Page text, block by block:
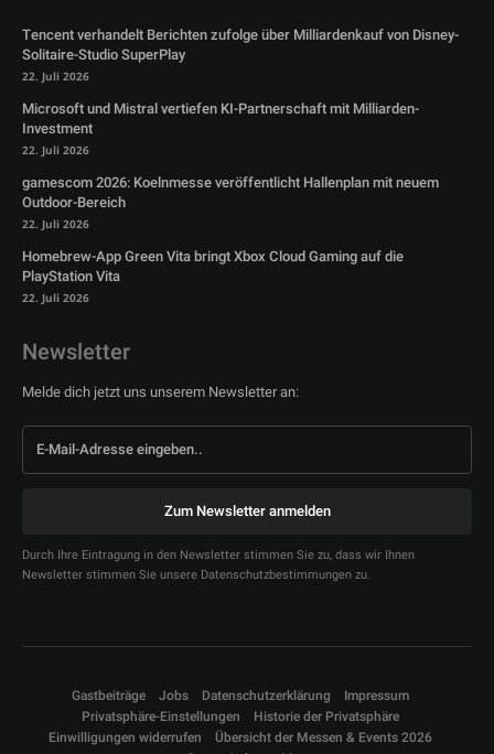
Tencent verhandelt Berichten zufolge über Milliardenkauf von Disney-
Solitaire-Studio SuperPlay
22. Juli 2026
Microsoft und Mistral vertiefen KI-Partnerschaft mit Milliarden-
Investment
22. Juli 2026
gamescom 2026: Koelnmesse veröffentlicht Hallenplan mit neuem
Outdoor-Bereich
22. Juli 2026
Homebrew-App Green Vita bringt Xbox Cloud Gaming auf die
PlayStation Vita
22. Juli 2026
Newsletter
Melde dich jetzt uns unserem Newsletter an:
Zum Newsletter anmelden
Durch Ihre Eintragung in den Newsletter stimmen Sie zu, dass wir Ihnen
Newsletter stimmen Sie unsere Datenschutzbestimmungen zu.
Gastbeiträge Jobs Datenschutzerklärung
Impressum
Privatsphäre-Einstellungen
Historie der Privatsphäre
Einwilligungen widerrufen
Übersicht der Messen & Events 2026